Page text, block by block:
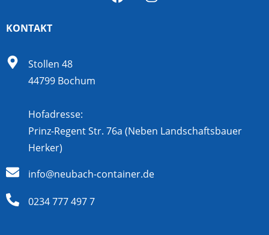
KONTAKT
Stollen 48
44799 Bochum
Hofadresse:
Prinz-Regent Str. 76a (Neben Landschaftsbauer
Herker)
info@neubach-container.de
0234 777 497 7